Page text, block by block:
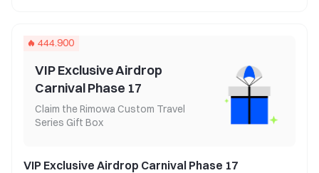
444.900
VIP Exclusive Airdrop
Carnival Phase 17
Claim the Rimowa Custom Travel
Series Gift Box
VIP Exclusive Airdrop Carnival Phase 17